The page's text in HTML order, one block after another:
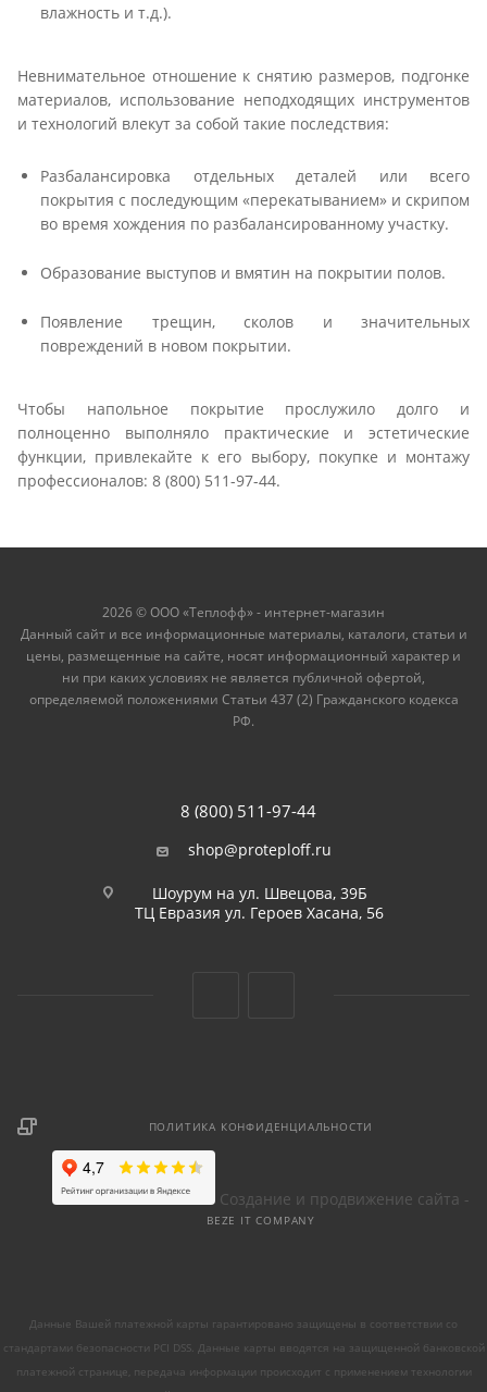
влажность и т.д.).
Невнимательное отношение к снятию размеров, подгонке
материалов, использование неподходящих инструментов
и технологий влекут за собой такие последствия:
Разбалансировка отдельных деталей или всего
покрытия с последующим «перекатыванием» и скрипом
во время хождения по разбалансированному участку.
Образование выступов и вмятин на покрытии полов.
Появление трещин, сколов и значительных
повреждений в новом покрытии.
Чтобы напольное покрытие прослужило долго и
полноценно выполняло практические и эстетические
функции, привлекайте к его выбору, покупке и монтажу
профессионалов: 8 (800) 511-97-44.
2026 © ООО «Теплофф» - интернет-магазин
Данный сайт и все информационные материалы, каталоги, статьи и
цены, размещенные на сайте, носят информационный характер и
ни при каких условиях не является публичной офертой,
определяемой положениями Статьи 437 (2) Гражданского кодекса
РФ.
8 (800) 511-97-44
shop@proteploff.ru
Шоурум на ул. Швецова, 39Б
ТЦ Евразия ул. Героев Хасана, 56
ПОЛИТИКА КОНФИДЕНЦИАЛЬНОСТИ
Создание и продвижение сайта -
BEZE IT COMPANY
Данные Вашей платежной карты гарантировано защищены в соответствии со
стандартами безопасности PCI DSS. Данные карты вводятся на защищенной банковской
платежной странице, передача информации происходит с применением технологии